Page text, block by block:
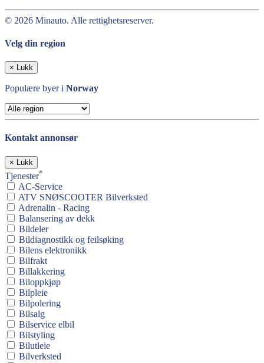
© 2026 Minauto. Alle rettighetsreserver.
Velg din region
× Lukk
Populære byer i Norway
Kontakt annonsør
× Lukk
Tjenester*
AC-Service
ATV SNØSCOOTER Bilverksted
Adrenalin - Racing
Balansering av dekk
Bildeler
Bildiagnostikk og feilsøking
Bilens elektronikk
Bilfrakt
Billakkering
Biloppkjøp
Bilpleie
Bilpolering
Bilsalg
Bilservice elbil
Bilstyling
Bilutleie
Bilverksted